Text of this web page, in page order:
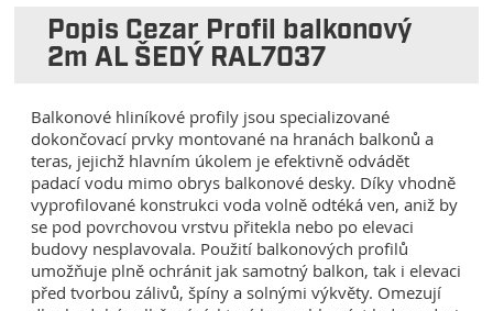
Popis Cezar Profil balkonový
2m AL ŠEDÝ RAL7037
Balkonové hliníkové profily jsou specializované
dokončovací prvky montované na hranách balkonů a
teras, jejichž hlavním úkolem je efektivně odvádět
padací vodu mimo obrys balkonové desky. Díky vhodně
vyprofilované konstrukci voda volně odtéká ven, aniž by
se pod povrchovou vrstvu přitekla nebo po elevaci
budovy nesplavovala. Použití balkonových profilů
umožňuje plně ochránit jak samotný balkon, tak i elevaci
před tvorbou zálivů, špíny a solnými výkvěty. Omezují